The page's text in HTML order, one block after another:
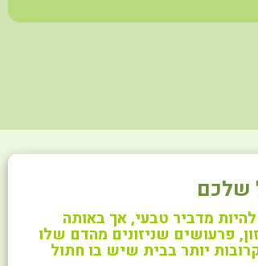
שלכם
מדביר טבעי, אך באותה
פרעושים שניזונים מהדם שלו
יותר בבית שיש בו חתול